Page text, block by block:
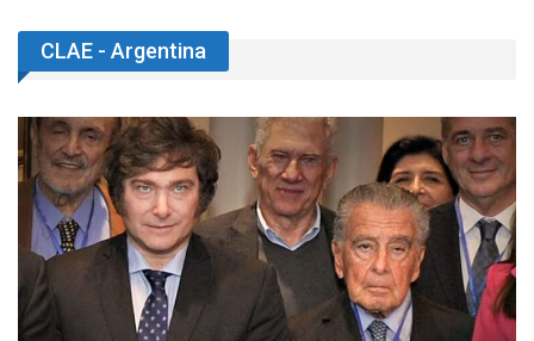
CLAE - Argentina